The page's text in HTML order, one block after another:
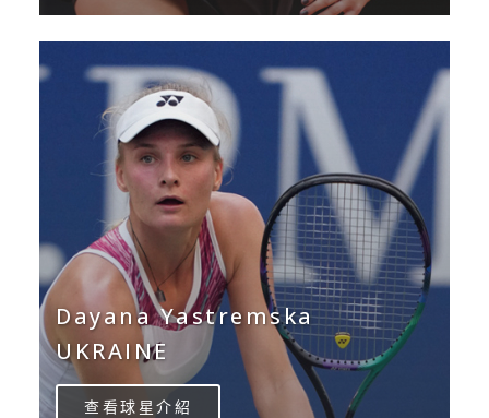
Dayana Yastremska
UKRAINE
查看球星介紹